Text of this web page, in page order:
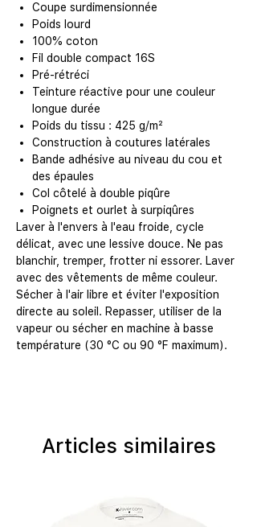
Coupe surdimensionnée
Poids lourd
100% coton
Fil double compact 16S
Pré-rétréci
Teinture réactive pour une couleur
longue durée
Poids du tissu : 425 g/m²
Construction à coutures latérales
Bande adhésive au niveau du cou et
des épaules
Col côtelé à double piqûre
Poignets et ourlet à surpiqûres
Laver à l'envers à l'eau froide, cycle
délicat, avec une lessive douce. Ne pas
blanchir, tremper, frotter ni essorer. Laver
avec des vêtements de même couleur.
Sécher à l'air libre et éviter l'exposition
directe au soleil. Repasser, utiliser de la
vapeur ou sécher en machine à basse
température (30 °C ou 90 °F maximum).
Articles similaires